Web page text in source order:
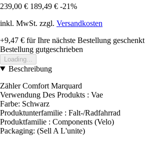
239,00 € 189,49 € -21%
inkl. MwSt. zzgl. Versandkosten
+9,47 € für Ihre nächste Bestellung geschenkt
Bestellung gutgeschrieben
Loading...
Beschreibung
Zähler Comfort Marquard
Verwendung Des Produkts : Vae
Farbe: Schwarz
Produktunterfamilie : Falt-/Radfahrrad
Produktfamilie : Components (Velo)
Packaging: (Sell A L'unite)